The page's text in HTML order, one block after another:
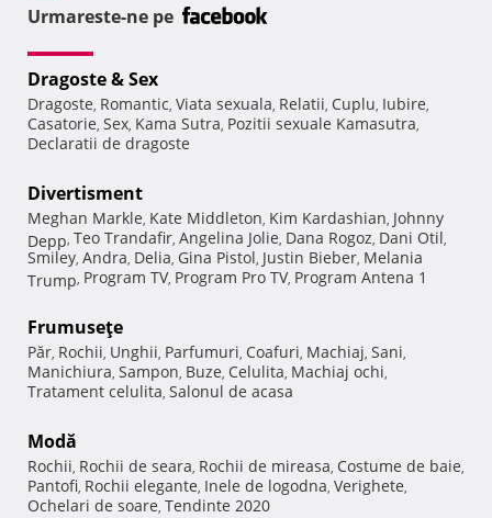
Urmareste-ne pe
Dragoste & Sex
Dragoste, Romantic, Viata sexuala, Relatii, Cuplu, Iubire,
Casatorie, Sex, Kama Sutra, Pozitii sexuale Kamasutra,
Declaratii de dragoste
Divertisment
Meghan Markle, Kate Middleton, Kim Kardashian, Johnny
Depp, Teo Trandafir, Angelina Jolie, Dana Rogoz, Dani Otil,
Smiley, Andra, Delia, Gina Pistol, Justin Bieber, Melania
Trump, Program TV, Program Pro TV, Program Antena 1
Frumuseţe
Păr, Rochii, Unghii, Parfumuri, Coafuri, Machiaj, Sani,
Manichiura, Sampon, Buze, Celulita, Machiaj ochi,
Tratament celulita, Salonul de acasa
Modă
Rochii, Rochii de seara, Rochii de mireasa, Costume de baie,
Pantofi, Rochii elegante, Inele de logodna, Verighete,
Ochelari de soare, Tendinte 2020